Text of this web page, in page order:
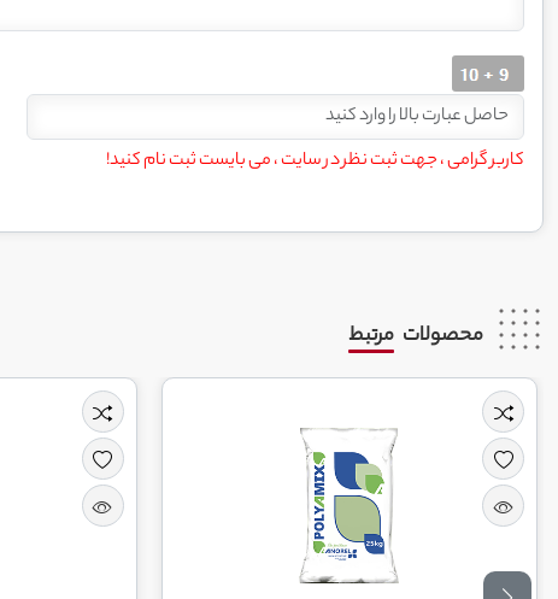
کاربر گرامی ، جهت ثبت نظر در سایت ، می بایست ثبت نام کنید!
محصولات مرتبط